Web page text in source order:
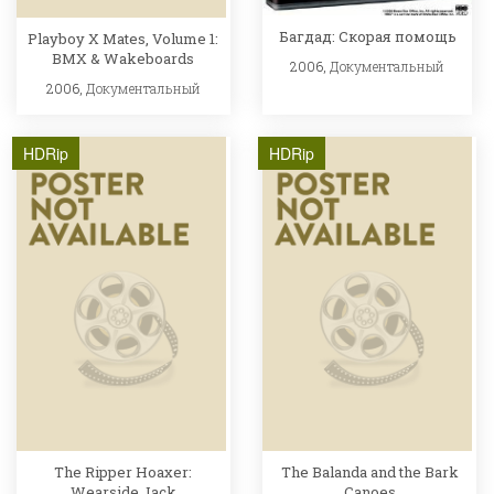
Playboy X Mates, Volume 1:
BMX & Wakeboards
2006, Документальный
Багдад: Скорая помощь
2006, Документальный
HDRip
The Ripper Hoaxer:
HDRip
The Balanda and the Bark